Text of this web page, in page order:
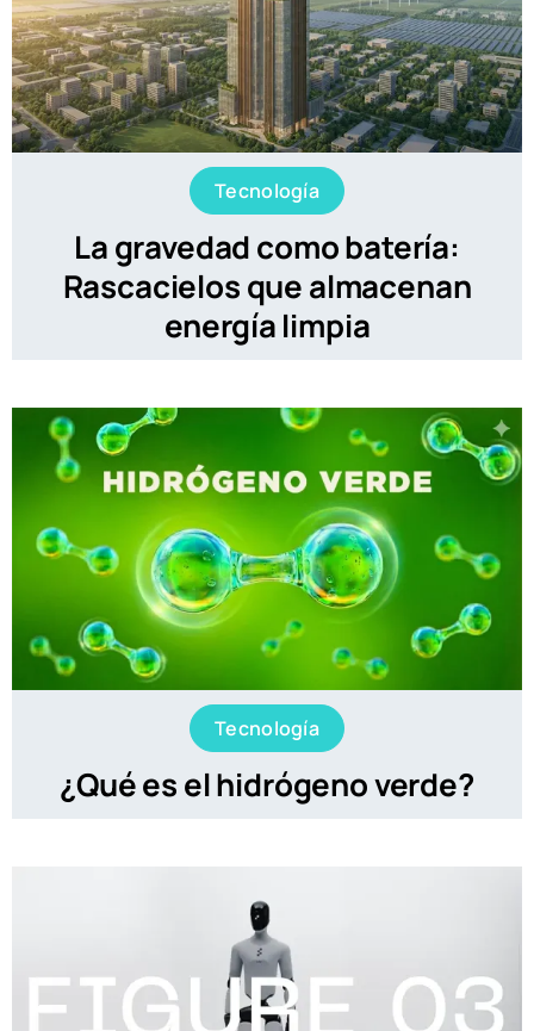
Tecnología
La gravedad como batería:
Rascacielos que almacenan
energía limpia
Tecnología
¿Qué es el hidrógeno verde?